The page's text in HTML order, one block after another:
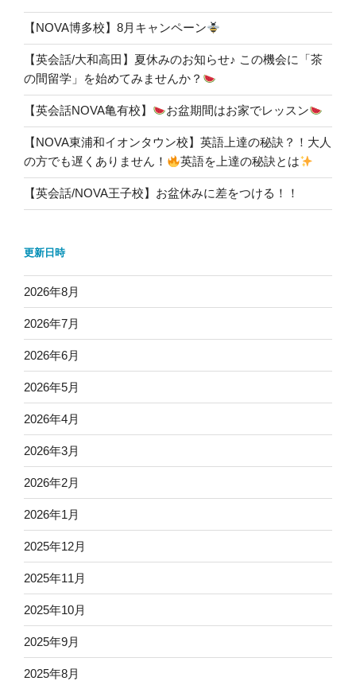
【NOVA博多校】8月キャンペーン
【英会話/大和高田】夏休みのお知らせ♪ この機会に「茶
の間留学」を始めてみませんか？
【英会話NOVA亀有校】 お盆期間はお家でレッスン
【NOVA東浦和イオンタウン校】英語上達の秘訣？！大人
の方でも遅くありません！
英語を上達の秘訣とは
【英会話/NOVA王子校】お盆休みに差をつける！！
更新日時
2026年8月
2026年7月
2026年6月
2026年5月
2026年4月
2026年3月
2026年2月
2026年1月
2025年12月
2025年11月
2025年10月
2025年9月
2025年8月